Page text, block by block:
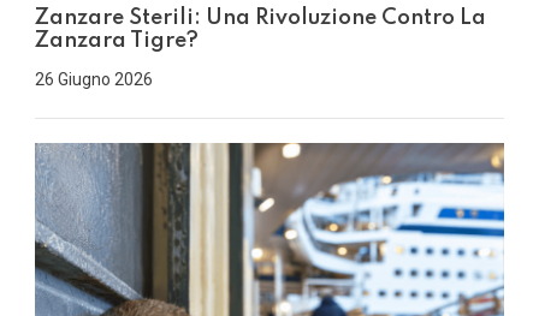
Zanzare Sterili: Una Rivoluzione Contro La
Zanzara Tigre?
26 Giugno 2026